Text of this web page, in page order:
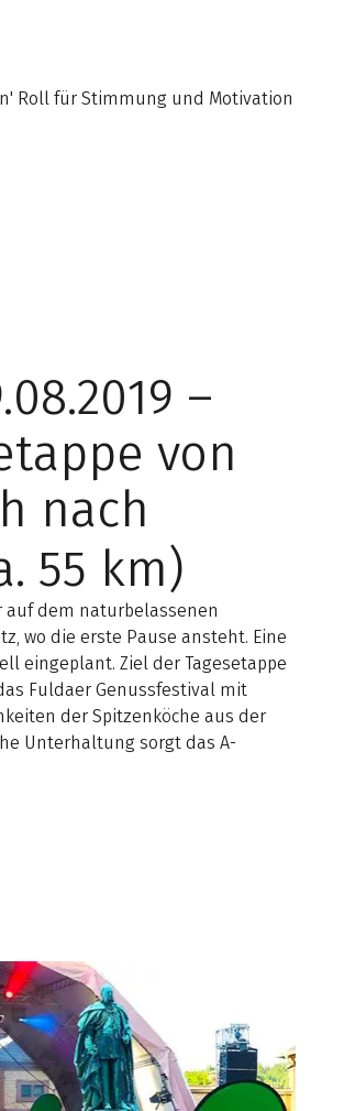
Roll für Stimmung und Motivation
–
von
nach
55 km)
auf dem naturbelassenen
wo die erste Pause ansteht. Eine
eingeplant. Ziel der Tagesetappe
Fuldaer Genussfestival mit
der Spitzenköche aus der
Unterhaltung sorgt das A-